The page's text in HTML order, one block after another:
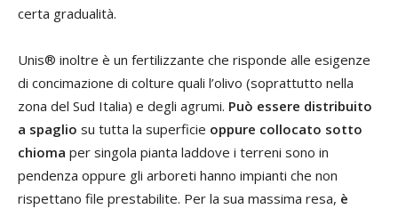
certa gradualità.
Unis® inoltre è un fertilizzante che risponde alle esigenze
di concimazione di colture quali l’olivo (soprattutto nella
zona del Sud Italia) e degli agrumi. Può essere distribuito
a spaglio su tutta la superficie oppure collocato sotto
chioma per singola pianta laddove i terreni sono in
pendenza oppure gli arboreti hanno impianti che non
rispettano file prestabilite. Per la sua massima resa, è